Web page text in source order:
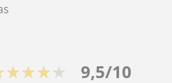
9,5/10